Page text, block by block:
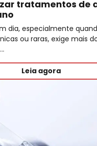
tratamentos de
dia, especialmente
ou raras, exige mais
Leia agora